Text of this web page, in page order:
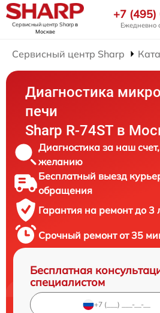
Сервисный центр Sharpв
Москве
+7
Ежедневно
Сервисный центр Sharp
Диагностика
печи
Sharp R-74ST в
Диагностика за наш
желанию
Бесплатный выезд
обращения
Гарантия на ремонт до 3
Срочный ремонт от 35
Бесплатная
специалистом